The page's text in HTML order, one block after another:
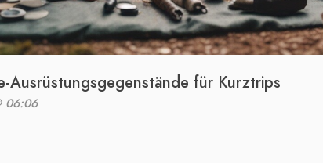
Ausrüstungsgegenstände für Kurztrips
06:06